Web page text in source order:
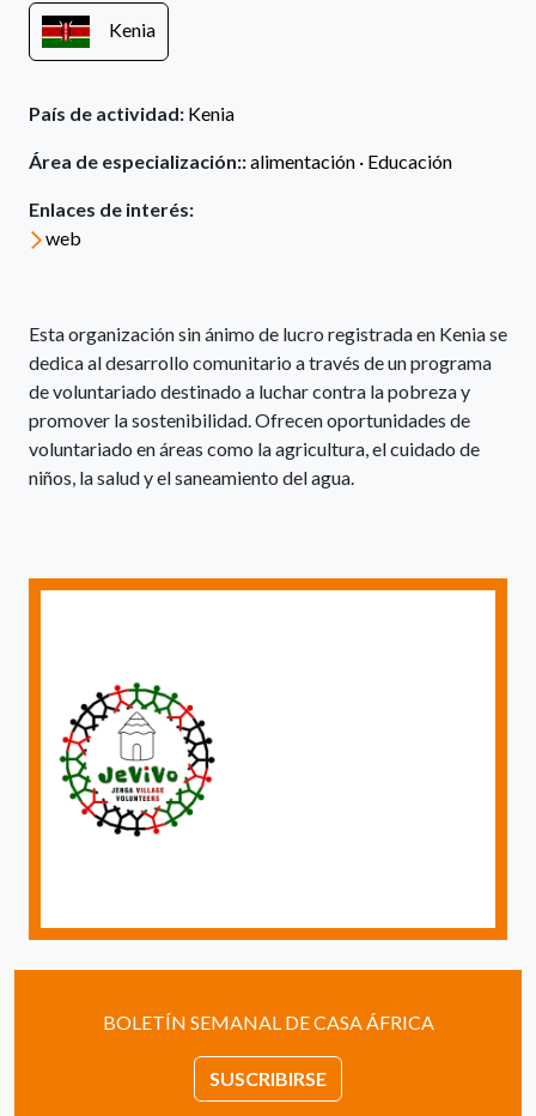
Kenia
País de actividad: Kenia
Área de especialización::alimentación · Educación
Enlaces de interés:
web
Esta organización sin ánimo de lucro registrada en Kenia se
dedica al desarrollo comunitario a través de un programa
de voluntariado destinado a luchar contra la pobreza y
promover la sostenibilidad. Ofrecen oportunidades de
voluntariado en áreas como la agricultura, el cuidado de
niños, la salud y el saneamiento del agua.
BOLETÍN SEMANAL DE CASA ÁFRICA
SUSCRIBIRSE